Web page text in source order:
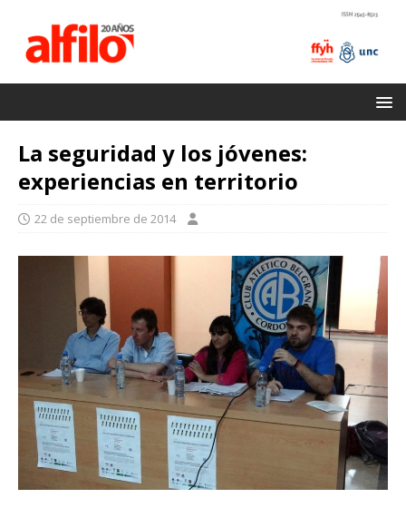
La seguridad y los jóvenes:
experiencias en territorio
22 de septiembre de 2014